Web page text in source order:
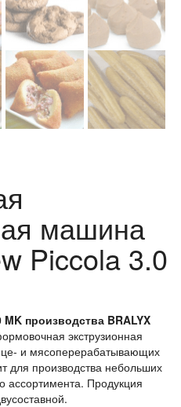
машина
Piccola 3.0
MK производства BRALYX
экструзионная
и мясоперерабатывающих
для производства небольших
ассортимента. Продукция